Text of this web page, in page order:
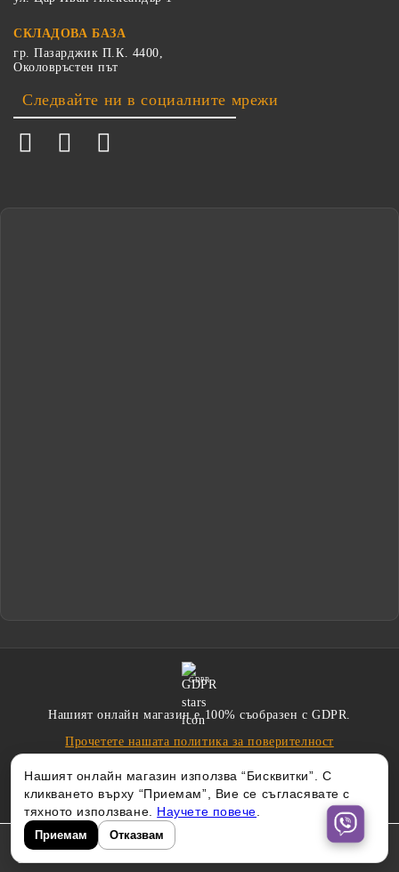
Нашият онлайн магазин използва “Бисквитки”. С
кликването върху “Приемам”, Вие се съгласявате с
тяхното използване. Научете повече
Приемам Отказвам
СКЛАДОВА БАЗА
гр. Пазарджик П.К. 4400,
Околовръстен път
Следвайте ни в социалните мрежи
GDPR
Нашият онлайн магазин е 100% съобразен с GDPR.
Прочетете нашата политика за поверителност
Изработен от
PeachWebLab
|